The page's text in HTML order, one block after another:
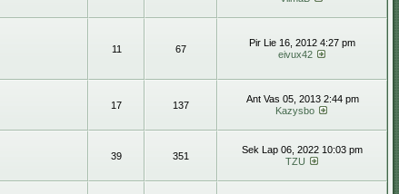
11 67
Pir Lie 16, 2012 4:27 pm
eivux42
17 137
Ant Vas 05, 2013 2:44 pm
Kazysbo
39 351
Sek Lap 06, 2022 10:03 pm
TZU